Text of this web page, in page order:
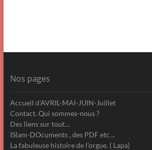
Nos pages
Accueil d’AVRIL-MAI-JUIN-Juillet
Contact. Qui sommes-nous ?
Des liens sur tout…
ISlam-DOcuments , des PDF etc…
La fabuleuse histoire de l’orgue. ( Lapa)